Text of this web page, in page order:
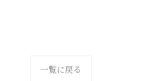
一覧に戻る